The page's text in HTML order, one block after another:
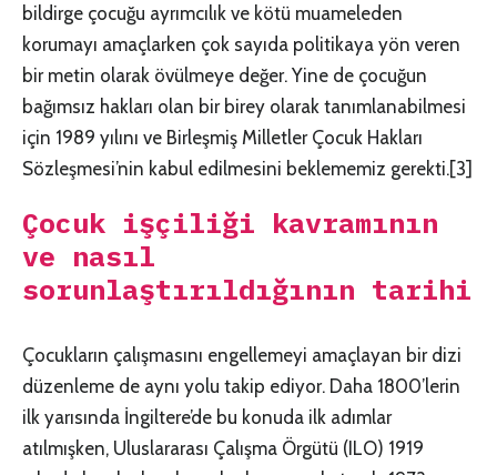
bildirge çocuğu ayrımcılık ve kötü muameleden
korumayı amaçlarken çok sayıda politikaya yön veren
bir metin olarak övülmeye değer. Yine de çocuğun
bağımsız hakları olan bir birey olarak tanımlanabilmesi
için 1989 yılını ve Birleşmiş Milletler Çocuk Hakları
Sözleşmesi’nin kabul edilmesini beklememiz gerekti.[3]
Çocuk işçiliği kavramının
ve nasıl
sorunlaştırıldığının tarihi
Çocukların çalışmasını engellemeyi amaçlayan bir dizi
düzenleme de aynı yolu takip ediyor. Daha 1800’lerin
ilk yarısında İngiltere’de bu konuda ilk adımlar
atılmışken, Uluslararası Çalışma Örgütü (ILO) 1919